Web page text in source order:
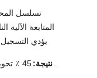
✅ تسلسل
✅ المتابعة الآلية
✅ يؤدي
نتيجة:45 ٪ تحويل أسرع من الاتصال الأول إلى صفقة مغلقة.